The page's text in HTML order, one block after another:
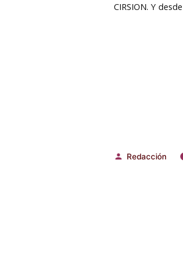
CIRSION. Y
Publicado
Redacción